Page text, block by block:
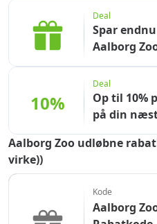
Deal
Spar
Aalborg
10%
Deal
Op til 10%
på din
Aalborg Zoo udløbne
virke))
Kode
Aalborg